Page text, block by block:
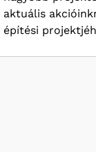
aktuális
építési